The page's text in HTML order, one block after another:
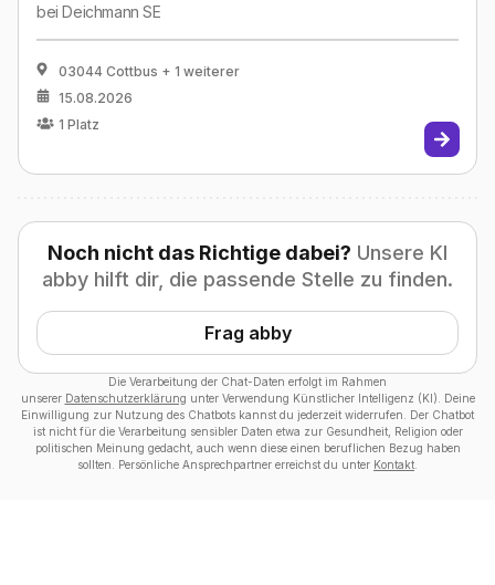
beiDeichmann SE
03044 Cottbus + 1 weiterer
15.08.2026
1 Platz
Noch nicht das Richtige dabei? Unsere KI
abby hilft dir, die passende Stelle zu finden.
Frag abby
Die Verarbeitung der Chat-Daten erfolgt im Rahmen
unserer Datenschutzerklärung unter Verwendung Künstlicher Intelligenz (KI). Deine
Einwilligung zur Nutzung des Chatbots kannst du jederzeit widerrufen. Der Chatbot
ist nicht für die Verarbeitung sensibler Daten etwa zur Gesundheit, Religion oder
politischen Meinung gedacht, auch wenn diese einen beruflichen Bezug haben
sollten. Persönliche Ansprechpartner erreichst du unter Kontakt